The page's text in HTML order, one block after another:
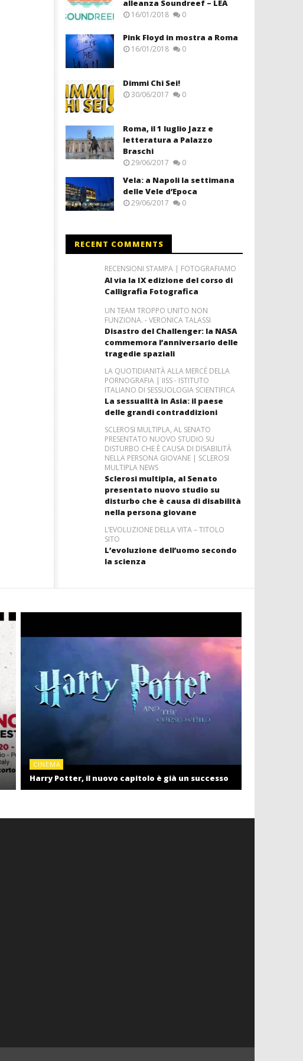
alleanza Soundreef – LEA
16/01/2018 0
Pink Floyd in mostra a Roma
16/01/2018 0
Dimmi Chi Sei!
30/06/2017 0
Roma, il 1 luglio Jazz e
letteratura a Palazzo
Braschi
29/06/2017 0
Vela: a Napoli la settimana
delle Vele d’Epoca
29/06/2017 0
RECENT COMMENTS
RECENSIONI STAMPA | FOTOGRAFIAMO
Al via la IX edizione del corso di
Calligrafia Fotografica
UN TEAM TROPPO UNITO NON
FUNZIONA. - VERONICA TALASSI
Disastro del Challenger: la NASA
commemora l’anniversario delle
tragedie spaziali
LA QUOTIDIANITÀ ALLA MERCÉ DELLA
PORNOGRAFIA | IISS - ISTITUTO
ITALIANO DI SESSUOLOGIA SCIENTIFICA
La sessualità in Asia: il paese
delle grandi contraddizioni
SCLEROSI MULTIPLA, AL SENATO
PRESENTATO NUOVO STUDIO SU
DISTURBO CHE È CAUSA DI DISABILITÀ
NELLA PERSONA GIOVANE | SCLEROSI
MULTIPLA NEWS
Sclerosi multipla, al Senato
presentato nuovo studio su
disturbo che è causa di disabilità
nella persona giovane
L’EVOLUZIONE DELLA VITA – TITOLO
SITO
L’evoluzione dell’uomo secondo
la scienza
CINEMA
Harry Potter, il nuovo capitolo è già un successo